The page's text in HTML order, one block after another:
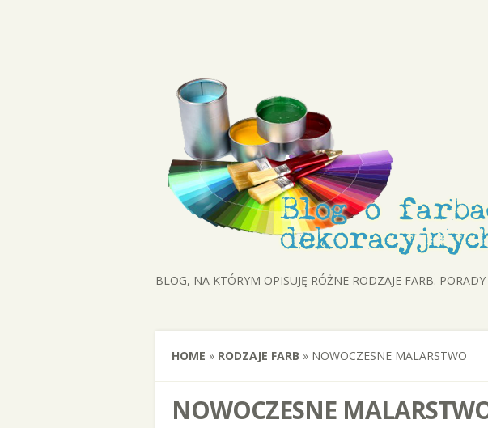
BLOG, NA KTÓRYM OPISUJĘ RÓŻNE RODZAJE FARB.
HOME » RODZAJE FARB » NOWOCZESNE MALARSTWO
NOWOCZESNE